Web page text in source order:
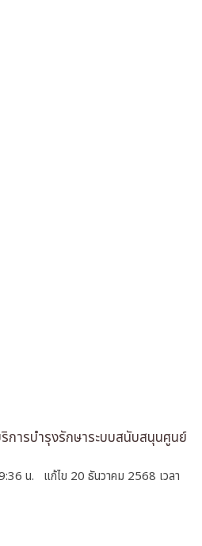
การบำรุงรักษาระบบสนับสนุนศูนย์
น. แก้ไข 20 ธันวาคม 2568 เวลา